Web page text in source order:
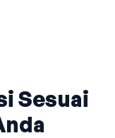
Sesuai